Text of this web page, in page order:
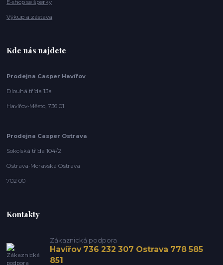
E-shop se šperky
Výkup a zástava
Kde nás najdete
Prodejna Casper Havířov
Dlouhá třída 13a
Havířov-Město, 736 01
Prodejna Casper Ostrava
Sokolská třída 104/2
Ostrava-Moravská Ostrava
702 00
Kontakty
Zákaznická podpora
Havířov 736 232 307 Ostrava 778 585
851